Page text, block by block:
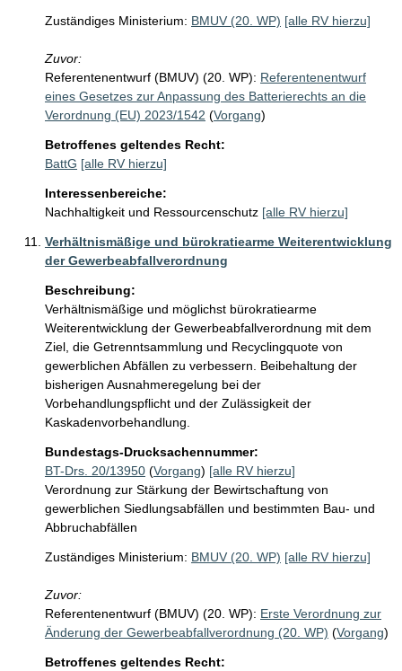
Zuständiges Ministerium: BMUV (20. WP) [alle RV hierzu]
Zuvor:
Referentenentwurf (BMUV) (20. WP): Referentenentwurf
eines Gesetzes zur Anpassung des Batterierechts an die
Verordnung (EU) 2023/1542 (Vorgang)
Betroffenes geltendes Recht:
BattG [alle RV hierzu]
Interessenbereiche:
Nachhaltigkeit und Ressourcenschutz [alle RV hierzu]
Verhältnismäßige und bürokratiearme Weiterentwicklung
der Gewerbeabfallverordnung
Beschreibung:
Verhältnismäßige und möglichst bürokratiearme
Weiterentwicklung der Gewerbeabfallverordnung mit dem
Ziel, die Getrenntsammlung und Recyclingquote von
gewerblichen Abfällen zu verbessern. Beibehaltung der
bisherigen Ausnahmeregelung bei der
Vorbehandlungspflicht und der Zulässigkeit der
Kaskadenvorbehandlung.
Bundestags-Drucksachennummer:
BT-Drs. 20/13950 (Vorgang) [alle RV hierzu]
Verordnung zur Stärkung der Bewirtschaftung von
gewerblichen Siedlungsabfällen und bestimmten Bau- und
Abbruchabfällen
Zuständiges Ministerium: BMUV (20. WP) [alle RV hierzu]
Zuvor:
Referentenentwurf (BMUV) (20. WP): Erste Verordnung zur
Änderung der Gewerbeabfallverordnung (20. WP) (Vorgang)
Betroffenes geltendes Recht: